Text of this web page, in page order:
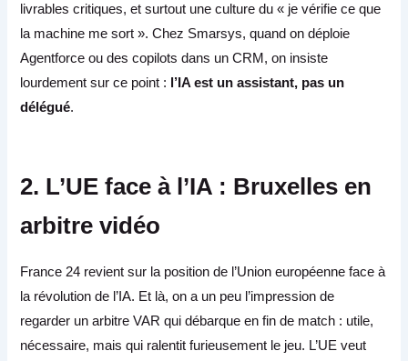
livrables critiques, et surtout une culture du « je vérifie ce que
la machine me sort ». Chez Smarsys, quand on déploie
Agentforce ou des copilots dans un CRM, on insiste
lourdement sur ce point : l’IA est un assistant, pas un
délégué.
2. L’UE face à l’IA : Bruxelles en
arbitre vidéo
France 24 revient sur la position de l’Union européenne face à
la révolution de l’IA. Et là, on a un peu l’impression de
regarder un arbitre VAR qui débarque en fin de match : utile,
nécessaire, mais qui ralentit furieusement le jeu. L’UE veut